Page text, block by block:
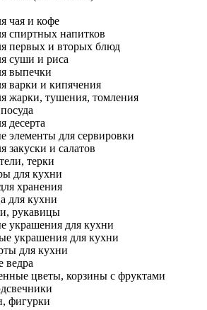
чая и кофе
спиртных напитков
первых и вторых блюд
суши и риса
выпечки
варки и кипячения
жарки, тушения, томления
десерта
элементы для сервировки
закуски и салатов
терки
для кухни
хранения
для кухни
рукавицы
украшения для кухни
украшения для кухни
для кухни
ведра
цветы, корзины с фруктами
фигурки